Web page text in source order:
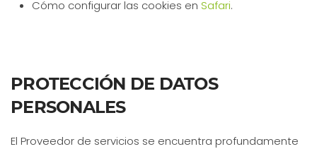
Cómo configurar las cookies en Safari.
PROTECCIÓN DE DATOS
PERSONALES
El Proveedor de servicios se encuentra profundamente